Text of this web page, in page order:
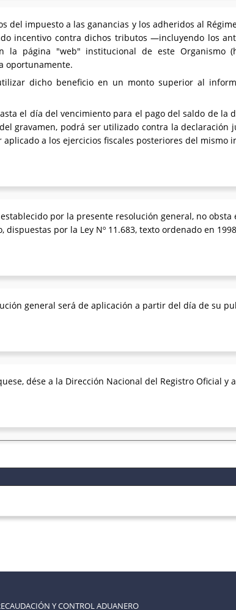
del impuesto a las ganancias y los adheridos al
incentivo contra dichos tributos —incluyendo los
la página "web" institucional de este Organismo
oportunamente.
dicho beneficio en un monto superior al
el día del vencimiento para el pago del saldo de la
gravamen, podrá ser utilizado contra la
a los ejercicios fiscales posteriores del mismo
por la presente resolución general, no
dispuestas por la Ley Nº 11.683, texto ordenado en
general será de aplicación a partir del día de su
dése a la Dirección Nacional del Registro Oficial y
Y CONTROL ADUANERO